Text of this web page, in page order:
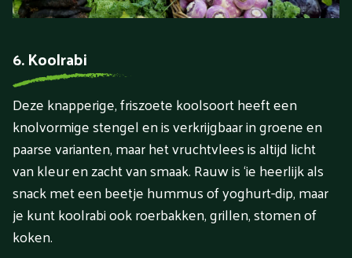
6. Koolrabi
Deze knapperige, friszoete koolsoort heeft een
knolvormige stengel en is verkrijgbaar in groene en
paarse varianten, maar het vruchtvlees is altijd licht
van kleur en zacht van smaak. Rauw is ‘ie heerlijk als
snack met een beetje hummus of yoghurt-dip, maar
je kunt koolrabi ook roerbakken, grillen, stomen of
koken.